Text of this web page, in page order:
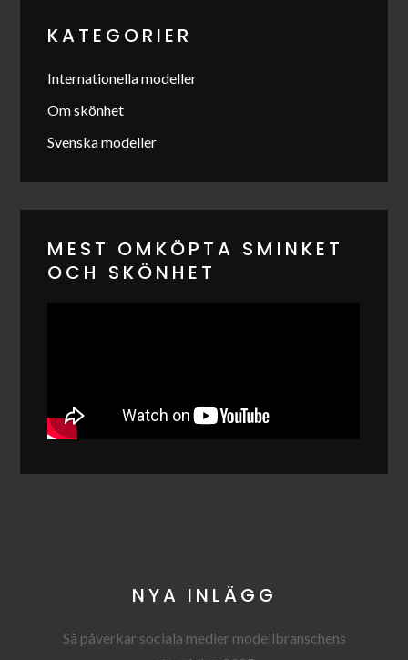
KATEGORIER
Internationella modeller
Om skönhet
Svenska modeller
MEST OMKÖPTA SMINKET
OCH SKÖNHET
NYA INLÄGG
Så påverkar sociala medier modellbranschens